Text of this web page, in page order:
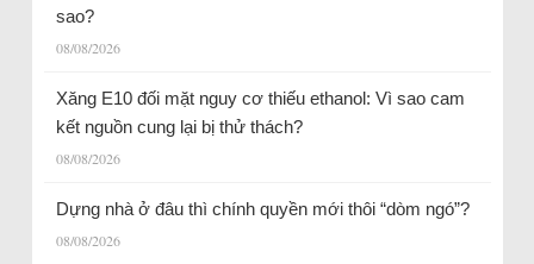
sao?
08/08/2026
Xăng E10 đối mặt nguy cơ thiếu ethanol: Vì sao cam
kết nguồn cung lại bị thử thách?
08/08/2026
Dựng nhà ở đâu thì chính quyền mới thôi “dòm ngó”?
08/08/2026